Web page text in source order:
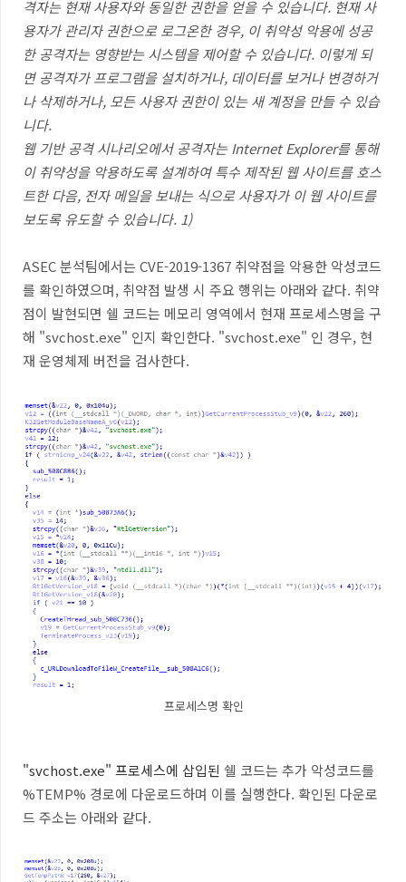
격자는 현재 사용자와 동일한 권한을 얻을 수 있습니다. 현재 사
용자가 관리자 권한으로 로그온한 경우, 이 취약성 악용에 성공
한 공격자는 영향받는 시스템을 제어할 수 있습니다. 이렇게 되
면 공격자가 프로그램을 설치하거나, 데이터를 보거나 변경하거
나 삭제하거나, 모든 사용자 권한이 있는 새 계정을 만들 수 있습
니다.
웹 기반 공격 시나리오에서 공격자는 Internet Explorer를 통해
이 취약성을 악용하도록 설계하여 특수 제작된 웹 사이트를 호스
트한 다음, 전자 메일을 보내는 식으로 사용자가 이 웹 사이트를
보도록 유도할 수 있습니다. 1)
ASEC 분석팀에서는 CVE-2019-1367 취약점을 악용한 악성코드
를 확인하였으며, 취약점 발생 시 주요 행위는 아래와 같다. 취약
점이 발현되면 쉘 코드는 메모리 영역에서 현재 프로세스명을 구
해 "svchost.exe" 인지 확인한다. "svchost.exe" 인 경우, 현
재 운영체제 버전을 검사한다.
프로세스명 확인
"svchost.exe" 프로세스에 삽입된 쉘 코드는 추가 악성코드를
%TEMP% 경로에 다운로드하며 이를 실행한다. 확인된 다운로
드 주소는 아래와 같다.